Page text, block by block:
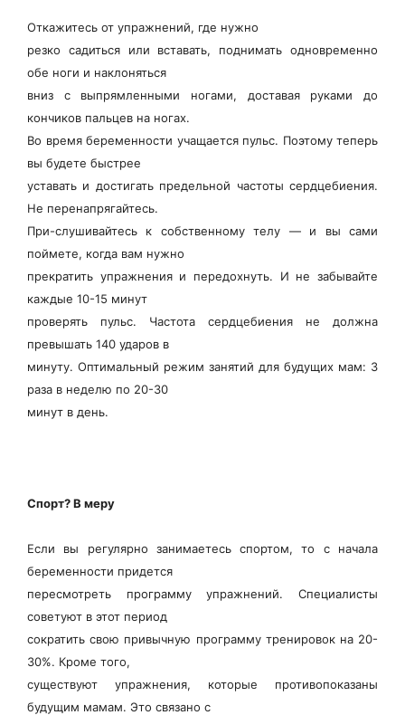
Откажитесь от упражнений, где нужно
резко садиться или вставать, поднимать одновременно
обе ноги и наклоняться
вниз с выпрямленными ногами, доставая руками до
кончиков пальцев на ногах.
Во время беременности учащается пульс. Поэтому теперь
вы будете быстрее
уставать и достигать предельной частоты сердцебиения.
Не перенапрягайтесь.
При-слушивайтесь к собственному телу — и вы сами
поймете, когда вам нужно
прекратить упражнения и передохнуть. И не забывайте
каждые 10-15 минут
проверять пульс. Частота сердцебиения не должна
превышать 140 ударов в
минуту. Оптимальный режим занятий для будущих мам: 3
раза в неделю по 20-30
минут в день.
Спорт? В меру
Если вы регулярно занимаетесь спортом, то с начала
беременности придется
пересмотреть программу упражнений. Специалисты
советуют в этот период
сократить свою привычную программу тренировок на 20-
30%. Кроме того,
существуют упражнения, которые противопоказаны
будущим мамам. Это связано с